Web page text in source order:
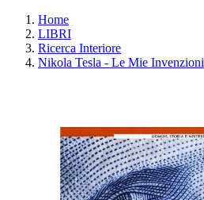
Home
LIBRI
Ricerca Interiore
Nikola Tesla - Le Mie Invenzioni